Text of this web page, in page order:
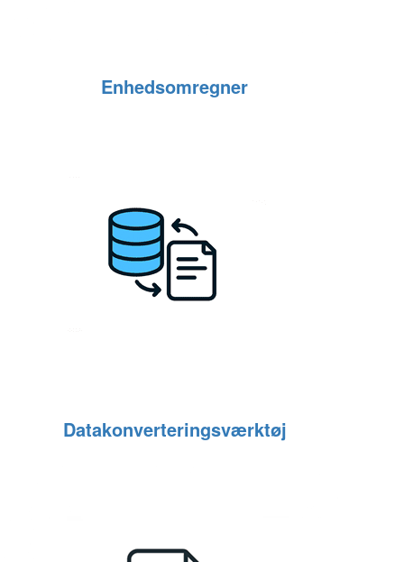
Enhedsomregner
Datakonverteringsværktøj